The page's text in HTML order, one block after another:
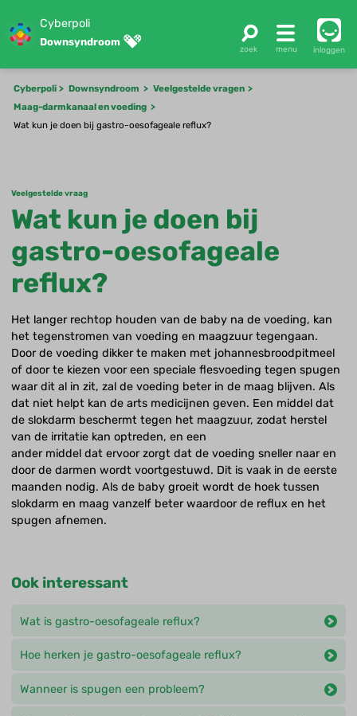
Cyberpoli
Downsyndroom
inloggen
Cyberpoli Downsyndroom
Veelgestelde vragen
Maag-darmkanaal en voeding
Wat kun je doen bij gastro-oesofageale reflux?
Veelgestelde vraag
Wat kun je doen bij
gastro-oesofageale
reflux?
Het langer rechtop houden van de baby na de voeding, kan
het tegenstromen van voeding en maagzuur tegengaan.
Door de voeding dikker te maken met johannesbroodpitmeel
of door te kiezen voor een speciale flesvoeding tegen spugen
waar dit al in zit, zal de voeding beter in de maag blijven. Als
dat niet helpt kan de arts medicijnen geven. Een middel dat
de slokdarm beschermt tegen het maagzuur, zodat herstel
van de irritatie kan optreden, en een
ander middel dat ervoor zorgt dat de voeding sneller naar en
door de darmen wordt voortgestuwd. Dit is vaak in de eerste
maanden nodig. Als de baby groeit wordt de hoek tussen
slokdarm en maag vanzelf beter waardoor de reflux en het
spugen afnemen.
Ook interessant
Wat is gastro-oesofageale reflux?
Hoe herken je gastro-oesofageale reflux?
Wanneer is spugen een probleem?